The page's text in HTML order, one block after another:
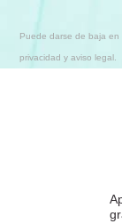
Puede darse de baja
privacidad y aviso legal.